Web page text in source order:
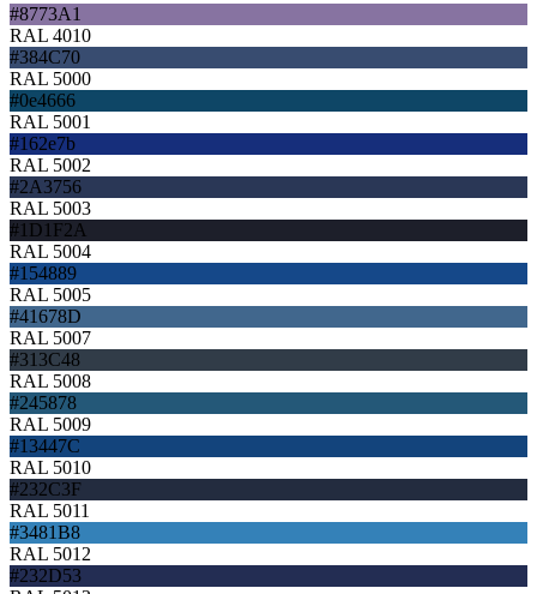
#8773A1
RAL 4010
#384C70
RAL 5000
#0e4666
RAL 5001
#162e7b
RAL 5002
#2A3756
RAL 5003
#1D1F2A
RAL 5004
#154889
RAL 5005
#41678D
RAL 5007
#313C48
RAL 5008
#245878
RAL 5009
#13447C
RAL 5010
#232C3F
RAL 5011
#3481B8
RAL 5012
#232D53